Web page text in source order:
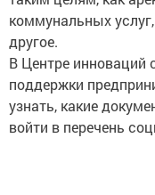
коммунальных
другое.
В Центре
поддержки
узнать, какие
войти в перечень